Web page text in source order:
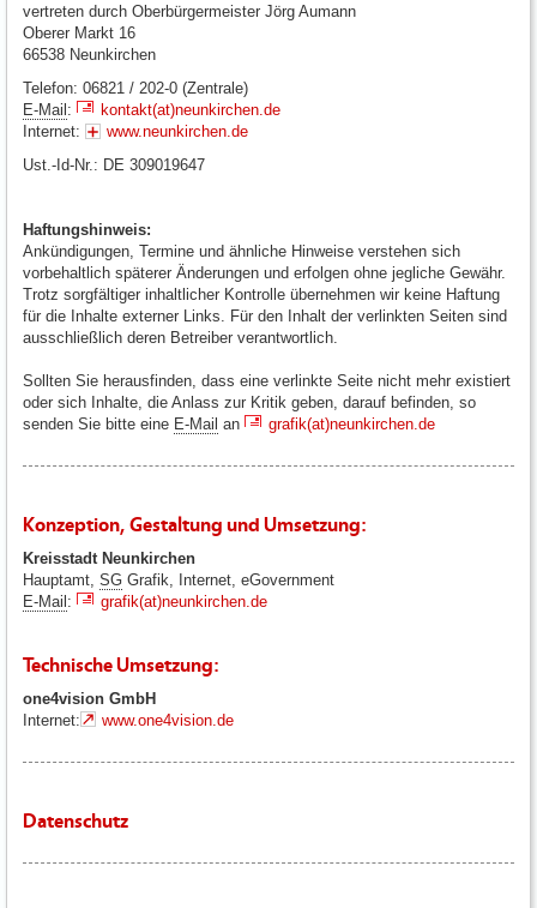
vertreten durch Oberbürgermeister Jörg Aumann
Oberer Markt 16
66538 Neunkirchen
Telefon: 06821 / 202-0 (Zentrale)
E-Mail:
kontakt(at)neunkirchen.de
Internet:
www.neunkirchen.de
Ust.-Id-Nr.: DE 309019647
Haftungshinweis:
Ankündigungen, Termine und ähnliche Hinweise verstehen sich
vorbehaltlich späterer Änderungen und erfolgen ohne jegliche Gewähr.
Trotz sorgfältiger inhaltlicher Kontrolle übernehmen wir keine Haftung
für die Inhalte externer Links. Für den Inhalt der verlinkten Seiten sind
ausschließlich deren Betreiber verantwortlich.
Sollten Sie herausfinden, dass eine verlinkte Seite nicht mehr existiert
oder sich Inhalte, die Anlass zur Kritik geben, darauf befinden, so
senden Sie bitte eine E-Mail an grafik(at)neunkirchen.de
Konzeption, Gestaltung und Umsetzung:
Kreisstadt Neunkirchen
Hauptamt, SG Grafik, Internet, eGovernment
E-Mail: grafik(at)neunkirchen.de
Technische Umsetzung:
one4vision GmbH
Internet:
www.one4vision.de
Datenschutz